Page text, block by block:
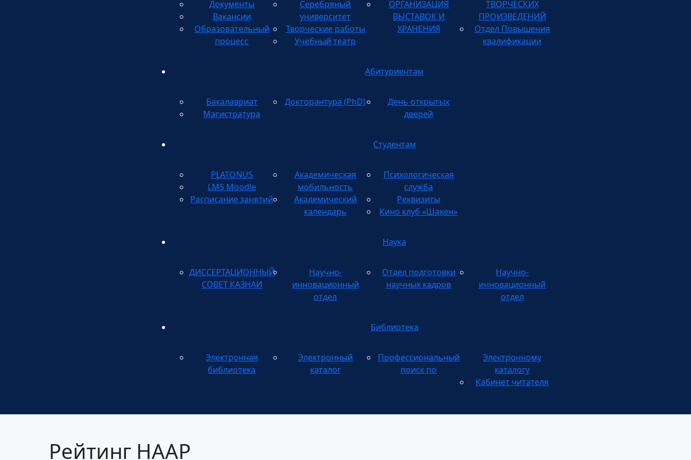
Документы
Вакансии
Образовательный
процесс
Серебряный
университет
Творческие работы
Учебный театр
ОРГАНИЗАЦИЯ
ВЫСТАВОК И
ХРАНЕНИЯ
ТВОРЧЕСКИХ
ПРОИЗВЕДЕНИЙ
Отдел Повышения
квалификации
Абитуриентам
Бакалавриат
Магистратура
Докторантура (PhD)
День открытых
дверей
Студентам
PLATONUS
LMS Moodle
Расписание занятий
Академическая
мобильность
Академический
календарь
Психологическая
служба
Реквизиты
Кино клуб «Шәкен»
Наука
ДИССЕРТАЦИОННЫЙ
СОВЕТ КАЗНАИ
Научно-
инновационный
отдел
Отдел подготовки
научных кадров
Научно-
инновационный
отдел
Библиотека
Электронная
библиотека
Электронный
каталог
Профессиональный
поиск по
Электронному
каталогу
Кабинет читателя
Рейтинг НААР